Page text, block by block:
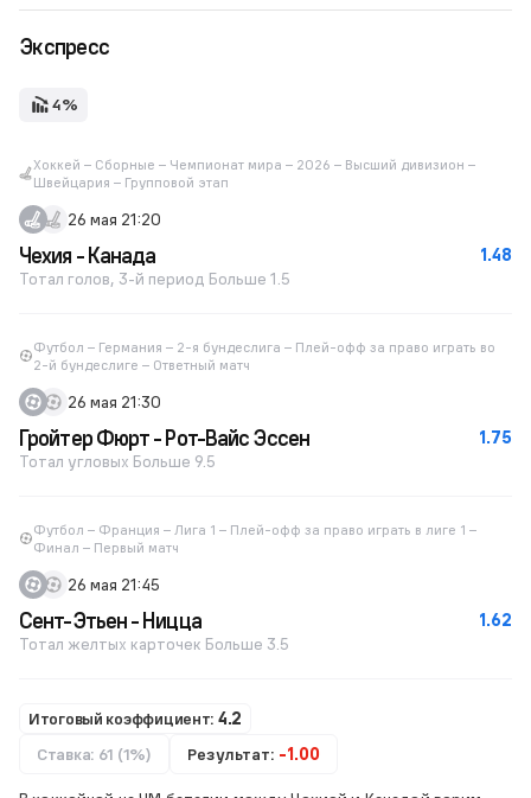
Экспресс
4%
Хоккей – Сборные – Чемпионат мира – 2026 – Высший дивизион –
Швейцария – Групповой этап
26 мая 21:20
1.48
Чехия - Канада
Тотал голов, 3-й период Больше 1.5
Футбол – Германия – 2-я бундеслига – Плей-офф за право играть во
2-й бундеслиге – Ответный матч
26 мая 21:30
1.75
Гройтер Фюрт - Рот-Вайс Эссен
Тотал угловых Больше 9.5
Футбол – Франция – Лига 1 – Плей-офф за право играть в лиге 1 –
Финал – Первый матч
26 мая 21:45
1.62
Сент-Этьен - Ницца
Тотал желтых карточек Больше 3.5
Итоговый коэффициент: 4.2
Ставка: 61 (1%)
Результат: -1.00